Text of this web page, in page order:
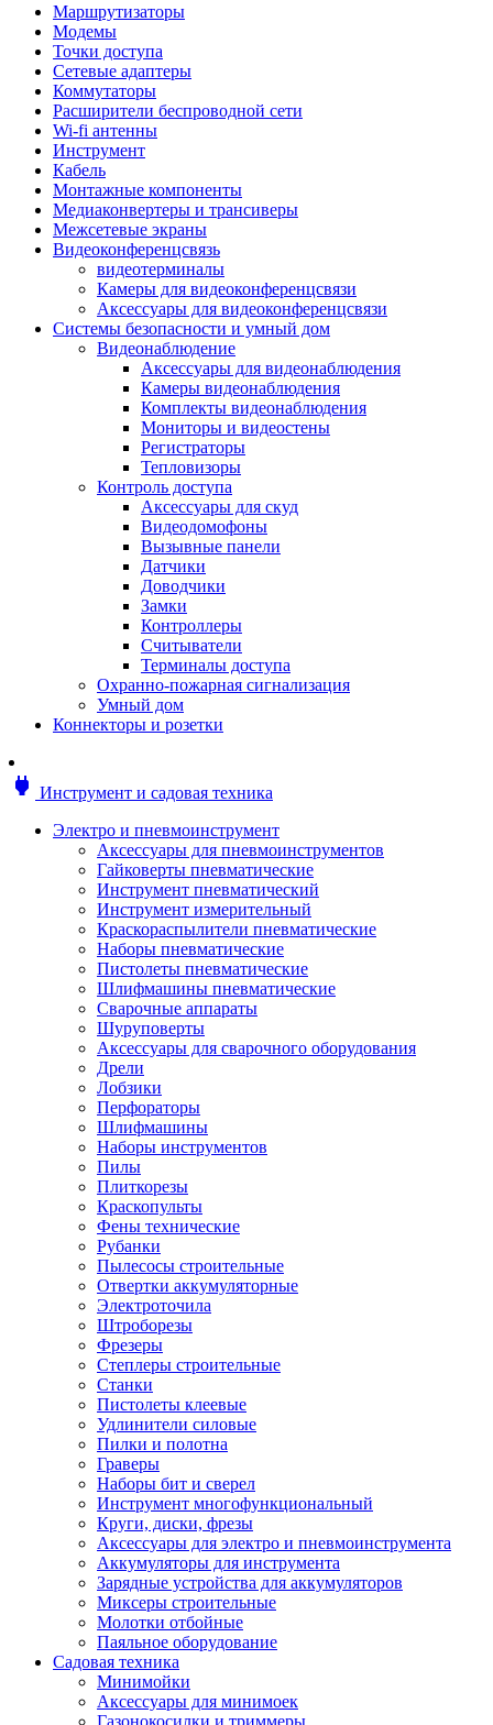
Степлеры строительные
Пистолеты клеевые
Наборы бит и сверел
Инструмент многофункциональный
Круги, диски, фрезы
Аксессуары для электро и
пневмоинструмента
Аккумуляторы для инструмента
Зарядные устройства для аккумуляторов
Миксеры строительные
Молотки отбойные
Паяльное оборудование
Садовая техника
Минимойки
Аксессуары для минимоек
Газонокосилки и триммеры
Газонокосилки
Культиваторы и мотоблоки
Аэраторы и скарификаторы
Мотоблоки
Генераторы
Снегоуборщики
Воздуходувки
Цепные и бензопилы
Оснастка к садовой технике
Садовые насосы
Поливочное оборудование
Садовые измельчители
Гидроаккумуляторы
Аксессуары для садовых инструментов
Инструмент ручной
Лопаты
Садово-посадочные инструменты
Садовые ножницы
Садовые пилы и ножи
Секаторы и сучкорезы
Топоры
Баллоны газовые
Мангалы и коптильни
Мебель для сада
Ножницы по металлу
Тележки садовые
Автомобильная техника
Автозвук
Автомагнитолы
Колонки
Усилители
Модуляторы fm
Аксессуары
Электроника
Видеорегистраторы
Радар-детекторы
Парковочные радары
Навигаторы и аксессуары
Навигаторы
Камеры заднего вида
Автомобильные антенны
Сигнализации автомобильные
Телевизоры и мониторы автомобильные
Аксессуары
Автолампы
Автомобильные провода, кабели,
Автомобильный инструмент
Автохимия
Аккумуляторы, зарядные устройства,
Домкраты
Компрессоры и манометры
Разветвители и адаптеры прикуривателя
Термохолодильники
Маршрутизаторы
Модемы
Точки доступа
Сетевые адаптеры
Коммутаторы
Расширители беспроводной сети
Wi-fi антенны
Инструмент
Кабель
Монтажные компоненты
Медиаконвертеры и трансиверы
Межсетевые экраны
Видеоконференцсвязь
видеотерминалы
Камеры для видеоконференцсвязи
Аксессуары для видеоконференцсвязи
Системы безопасности и умный дом
Видеонаблюдение
Аксессуары для видеонаблюдения
Камеры видеонаблюдения
Комплекты видеонаблюдения
Мониторы и видеостены
Регистраторы
Тепловизоры
Контроль доступа
Аксессуары для скуд
Видеодомофоны
Вызывные панели
Датчики
Доводчики
Замки
Контроллеры
Считыватели
Терминалы доступа
Охранно-пожарная сигнализация
Умный дом
Коннекторы и розетки
power Инструмент и садовая техника
Электро и пневмоинструмент
Аксессуары для пневмоинструментов
Гайковерты пневматические
Инструмент пневматический
Инструмент измерительный
Краскораспылители пневматические
Наборы пневматические
Пистолеты пневматические
Шлифмашины пневматические
Сварочные аппараты
Шуруповерты
Аксессуары для сварочного оборудования
Дрели
Лобзики
Перфораторы
Шлифмашины
Наборы инструментов
Пилы
Плиткорезы
Краскопульты
Фены технические
Рубанки
Пылесосы строительные
Отвертки аккумуляторные
Электроточила
Штроборезы
Фрезеры
Степлеры строительные
Станки
Пистолеты клеевые
Удлинители силовые
Пилки и полотна
Граверы
Наборы бит и сверел
Инструмент многофункциональный
Круги, диски, фрезы
Аксессуары для электро и пневмоинструмента
Аккумуляторы для инструмента
Зарядные устройства для аккумуляторов
Миксеры строительные
Молотки отбойные
Паяльное оборудование
Садовая техника
Минимойки
Аксессуары для минимоек
Газонокосилки и триммеры